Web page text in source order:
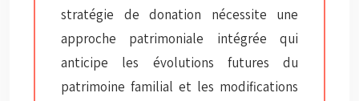
stratégie de donation nécessite une
approche patrimoniale intégrée qui
anticipe les évolutions futures du
patrimoine familial et les modifications